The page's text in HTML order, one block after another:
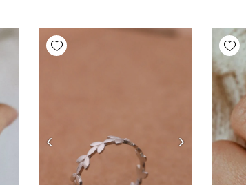
Add wishlist
Add wishlist